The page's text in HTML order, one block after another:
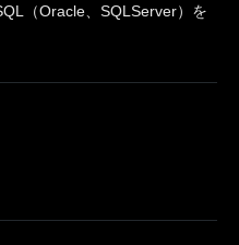
（Oracle、SQLServer）を